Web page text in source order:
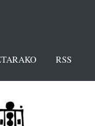
RSS